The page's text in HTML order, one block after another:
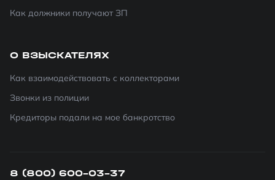
Как должники получают ЗП
О ВЗЫСКАТЕЛЯХ
Как взаимодействовать с коллекторами
Звонки из полиции
Кредиторы подали на мое банкротство
8 (800) 600-03-37